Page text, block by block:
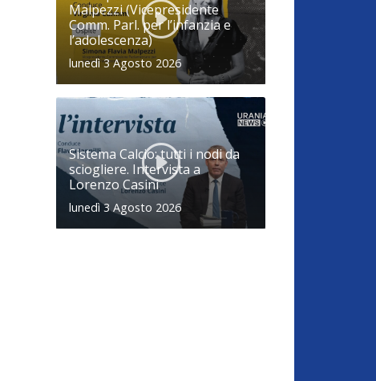
Malpezzi (Vicepresidente
Comm. Parl. per l’infanzia e
l’adolescenza)
lunedì 3 Agosto 2026
Sistema Calcio: tutti i nodi da
sciogliere. Intervista a
Lorenzo Casini
lunedì 3 Agosto 2026